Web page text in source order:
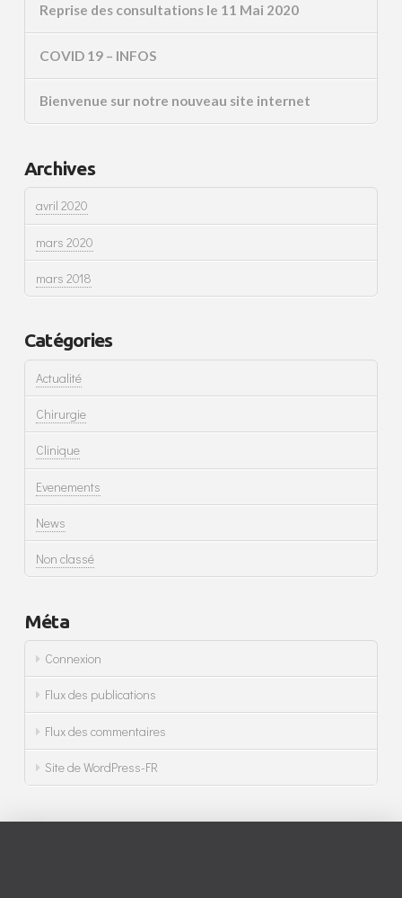
Reprise des consultations le 11 Mai 2020
COVID 19 – INFOS
Bienvenue sur notre nouveau site internet
Archives
avril 2020
mars 2020
mars 2018
Catégories
Actualité
Chirurgie
Clinique
Evenements
News
Non classé
Méta
Connexion
Flux des publications
Flux des commentaires
Site de WordPress-FR